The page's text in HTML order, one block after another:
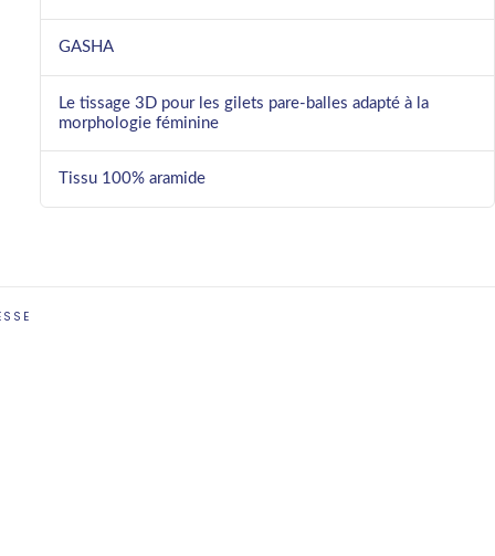
GASHA
Le tissage 3D pour les gilets pare-balles adapté à la
morphologie féminine
Tissu 100% aramide